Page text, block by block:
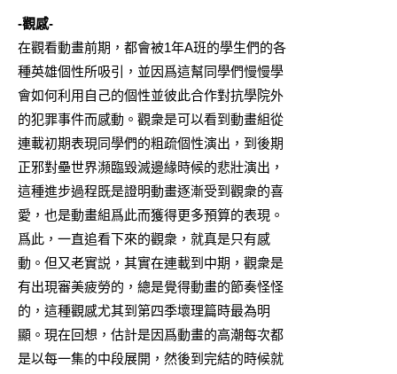
-觀感-
在觀看動畫前期，都會被1年A班的學生們的各
種英雄個性所吸引，並因爲這幫同學們慢慢學
會如何利用自己的個性並彼此合作對抗學院外
的犯罪事件而感動。觀衆是可以看到動畫組從
連載初期表現同學們的粗疏個性演出，到後期
正邪對壘世界瀕臨毀滅邊緣時候的悲壯演出，
這種進步過程既是證明動畫逐漸受到觀衆的喜
愛，也是動畫組爲此而獲得更多預算的表現。
爲此，一直追看下來的觀衆，就真是只有感
動。但又老實説，其實在連載到中期，觀衆是
有出現審美疲勞的，總是覺得動畫的節奏怪怪
的，這種觀感尤其到第四季壞理篇時最為明
顯。現在回想，估計是因爲動畫的高潮每次都
是以每一集的中段展開，然後到完結的時候就